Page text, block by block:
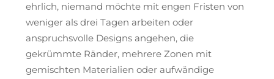
ehrlich, niemand möchte mit engen Fristen von
weniger als drei Tagen arbeiten oder
anspruchsvolle Designs angehen, die
gekrümmte Ränder, mehrere Zonen mit
gemischten Materialien oder aufwändige